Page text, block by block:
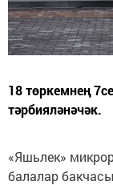
18 төркемнең
тәрбияләнәчәк.
«Яшьлек»
балалар